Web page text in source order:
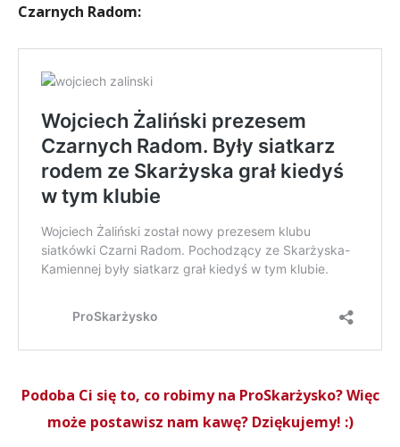
Czarnych Radom:
Podoba Ci się to, co robimy na ProSkarżysko? Więc
może postawisz nam kawę? Dziękujemy! :)